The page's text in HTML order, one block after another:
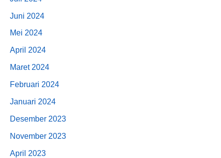
Juni 2024
Mei 2024
April 2024
Maret 2024
Februari 2024
Januari 2024
Desember 2023
November 2023
April 2023